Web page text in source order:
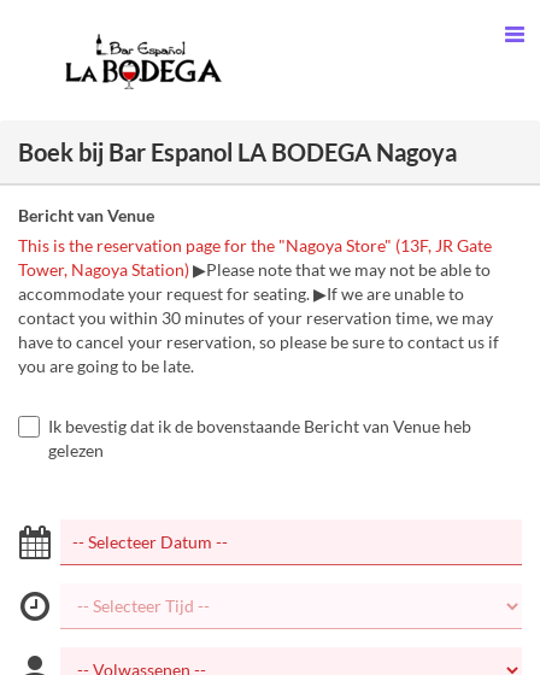
Boek bij Bar Espanol LA BODEGA Nagoya
Bericht van Venue
This is the reservation page for the "Nagoya Store" (13F, JR Gate
Tower, Nagoya Station)▶Please note that we may not be able to
accommodate your request for seating. ▶If we are unable to
contact you within 30 minutes of your reservation time, we may
have to cancel your reservation, so please be sure to contact us if
you are going to be late.
Ik bevestig dat ik de bovenstaande Bericht van Venue heb
gelezen